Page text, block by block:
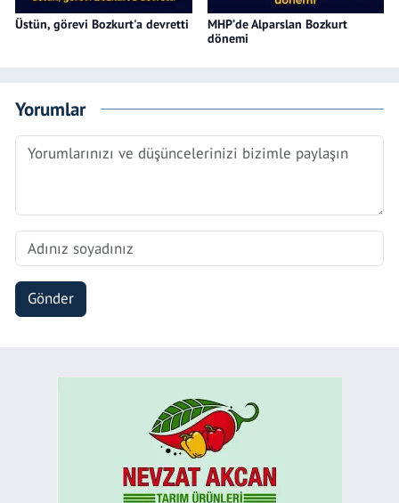
Üstün, görevi Bozkurt'a devretti
MHP’de Alparslan Bozkurt
dönemi
Yorumlar
Gönder